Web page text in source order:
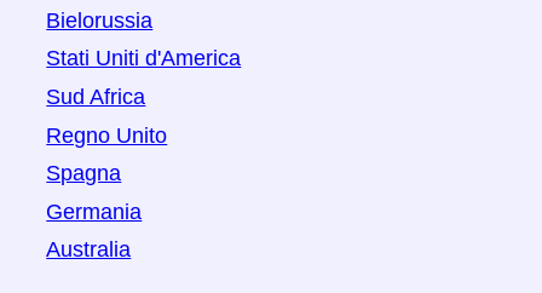
Bielorussia
Stati Uniti d'America
Sud Africa
Regno Unito
Spagna
Germania
Australia